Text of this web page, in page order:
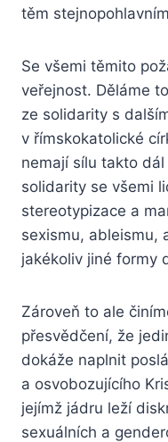
těm
Se všemi těmito
veřejnost. Děláme
ze solidarity s
v římskokatolické
nemají sílu takto
solidarity se všemi
stereotypizace a
sexismu, ableismu,
jakékoliv jiné formy
Zároveň to ale
přesvědčení, že
dokáže naplnit
a osvobozujícího
jejímž jádru leží
sexuálních a